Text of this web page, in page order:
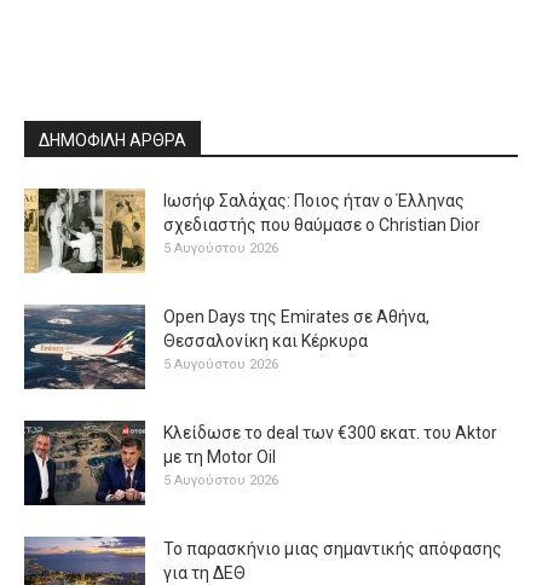
ΔΗΜΟΦΙΛΗ ΑΡΘΡΑ
Ιωσήφ Σαλάχας: Ποιος ήταν ο Έλληνας
σχεδιαστής που θαύμασε ο Christian Dior
5 Αυγούστου 2026
Open Days της Emirates σε Αθήνα,
Θεσσαλονίκη και Κέρκυρα
5 Αυγούστου 2026
Κλείδωσε το deal των €300 εκατ. του Aktor
με τη Μotor Oil
5 Αυγούστου 2026
Το παρασκήνιο μιας σημαντικής απόφασης
για τη ΔΕΘ